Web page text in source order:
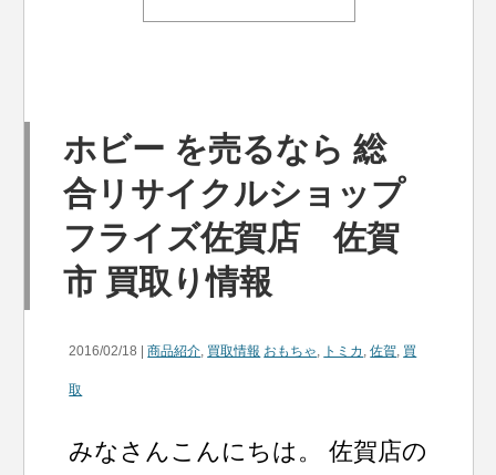
ホビー を売るなら 総
合リサイクルショップ
フライズ佐賀店 佐賀
市 買取り情報
2016/02/18 |商品紹介, 買取情報 おもちゃ, トミカ ,佐賀, 買
取
みなさんこんにちは。 佐賀店の